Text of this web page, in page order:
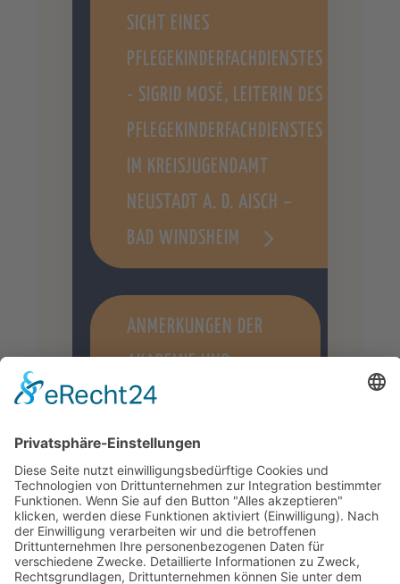
SICHT EINES
PFLEGEKINDERFACHDIENSTES
- SIGRID MOSÉ, LEITERIN DES
PFLEGEKINDERFACHDIENSTES
IM KREISJUGENDAMT
NEUSTADT A. D. AISCH –
BAD WINDSHEIM
ANMERKUNGEN DER
AKADEMIE UND
BERATUNGSZENTRUM
FÜR PFLEGE- UND
ADOPTIVFAMILIEN
UND FACHKRÄFTE
BADEN
WÜRTTEMBERG E.V.